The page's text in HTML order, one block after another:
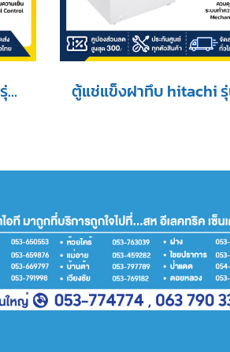
Sanden ตู้แช่แข็งฝาทึบ รุ่น SCF-0765 ขนาด 26.5 Q